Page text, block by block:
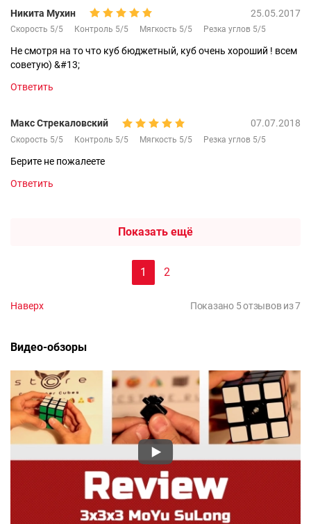
Никита Мухин 25.05.2017
Скорость 5/5 Контроль 5/5 Мягкость 5/5 Резка углов 5/5
Не смотря на то что куб бюджетный, куб очень хороший ! всем
советую) &#13;
Ответить
Макс Стрекаловский 07.07.2018
Скорость 5/5 Контроль 5/5 Мягкость 5/5 Резка углов 5/5
Берите не пожалеете
Ответить
Показать ещё
1 2
Наверх Показано 5 отзывов из 7
Видео-обзоры